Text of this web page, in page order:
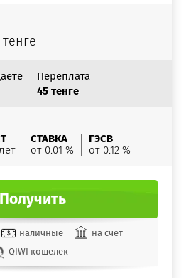
Переплата
45 тенге
СТАВКА
от 0.01 %
ГЭСВ
от 0.12 %
Получить
наличные
на счет
QIWI кошелек